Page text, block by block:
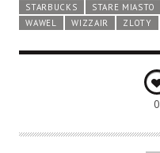
STARBUCKS
STARE MIASTO
WAWEL
WIZZAIR ZLOTY
0